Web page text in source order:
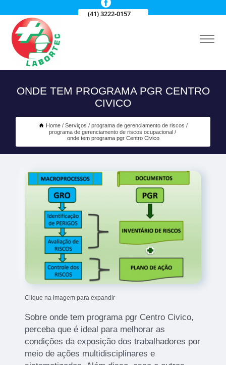
(41) 3222-0157
ONDE TEM PROGRAMA PGR CENTRO
CIVICO
Home Serviços
programa de gerenciamento de riscos
programa de gerenciamento de riscos ocupacional
onde tem programa pgr Centro Civico
Clique na imagem para expandir
Sobre onde tem programa pgr Centro Civico,
perceba que é ideal para melhorar as
condições da exposição dos trabalhadores por
meio de ações multidisciplinares e